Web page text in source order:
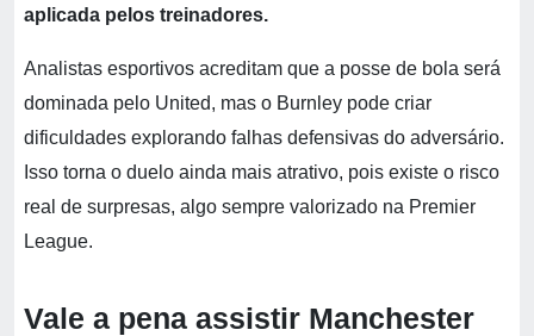
aplicada pelos treinadores.
Analistas esportivos acreditam que a posse de bola será
dominada pelo United, mas o Burnley pode criar
dificuldades explorando falhas defensivas do adversário.
Isso torna o duelo ainda mais atrativo, pois existe o risco
real de surpresas, algo sempre valorizado na Premier
League.
Vale a pena assistir Manchester